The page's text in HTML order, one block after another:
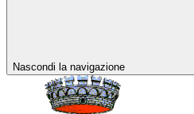
Nascondi la navigazione